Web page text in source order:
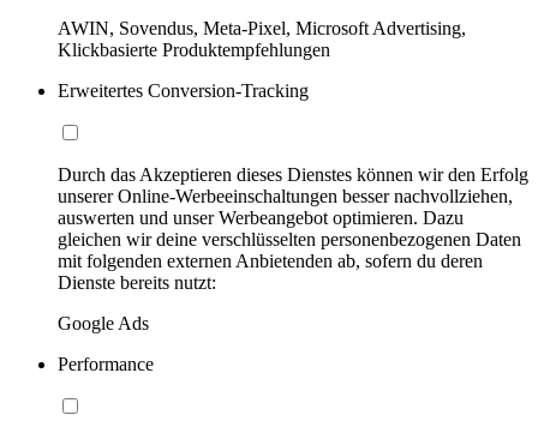
AWIN, Sovendus, Meta-Pixel, Microsoft Advertising,
Klickbasierte Produktempfehlungen
Erweitertes Conversion-Tracking
Durch das Akzeptieren dieses Dienstes können wir den Erfolg
unserer Online-Werbeeinschaltungen besser nachvollziehen,
auswerten und unser Werbeangebot optimieren. Dazu
gleichen wir deine verschlüsselten personenbezogenen Daten
mit folgenden externen Anbietenden ab, sofern du deren
Dienste bereits nutzt:
Google Ads
Performance